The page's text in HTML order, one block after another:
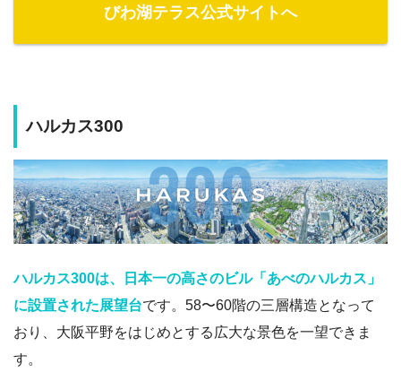
びわ湖テラス公式サイトへ
ハルカス300
ハルカス300は、日本一の高さのビル「あべのハルカス」
に設置された展望台です。58〜60階の三層構造となって
おり、大阪平野をはじめとする広大な景色を一望できま
す。